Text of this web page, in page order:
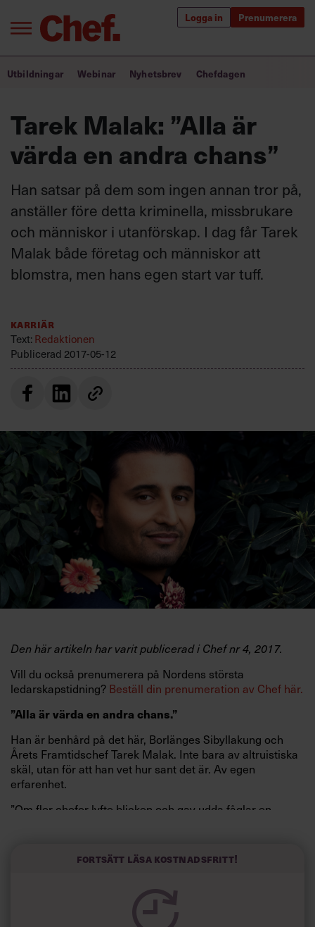
Logga in Prenumerera
Logga in
Prenumerera
Annonsera
Om oss
Villkor och policy för
personuppgiftsbehandling
efter:
Bra ledare förändrar världen
Utbildning för ledare
Chefakademin+
Populära utbildningar
Utbildningar Webinar Nyhetsbrev Chefdagen
Tarek Malak: ”Alla är
värda en andra chans”
Han satsar på dem som ingen annan tror på,
anställer före detta kriminella, missbrukare
och män­niskor i utanförskap. I dag får Tarek
Malak både företag och människor att
blomstra, men hans egen start var tuff.
Karriär
Text:Redaktionen
Publicerad 2017-05-12
Den här artikeln har varit publicerad i Chef nr 4, 2017.
Vill du också prenumerera på Nordens största
ledarskapstidning? Beställ din prenumeration av Chef här.
”Alla är värda en andra chans.”
Han är benhård på det här, Borlänges Sibyllakung och
Årets Framtidschef Tarek Malak. Inte bara av altruistiska
skäl, utan för att han vet hur sant det är. Av egen
erfarenhet.
”Om fler chefer lyfte blicken och gav udda fåglar en
mycket mer”, säger han.Fortsätt läsa kostnadsfritt!